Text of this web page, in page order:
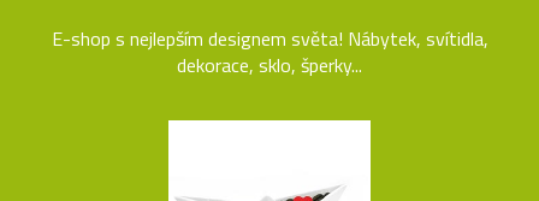
E-shop s nejlepším designem světa! Nábytek, svítidla,
dekorace, sklo, šperky...